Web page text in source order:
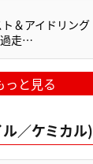
ト＆アイドリング
過走…
っと見る
／ケミカル)